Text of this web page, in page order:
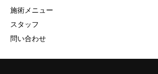
施術メニュー
スタッフ
問い合わせ